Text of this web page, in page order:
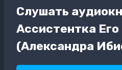
Слушать
Ассистентка
(Александра